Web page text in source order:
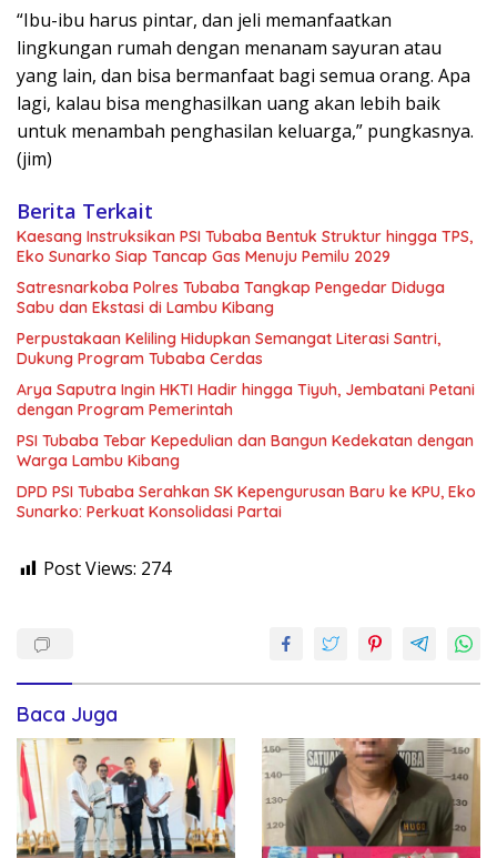
“Ibu-ibu harus pintar, dan jeli memanfaatkan
lingkungan rumah dengan menanam sayuran atau
yang lain, dan bisa bermanfaat bagi semua orang. Apa
lagi, kalau bisa menghasilkan uang akan lebih baik
untuk menambah penghasilan keluarga,” pungkasnya.
(jim)
Berita Terkait
Kaesang Instruksikan PSI Tubaba Bentuk Struktur hingga TPS,
Eko Sunarko Siap Tancap Gas Menuju Pemilu 2029
Satresnarkoba Polres Tubaba Tangkap Pengedar Diduga
Sabu dan Ekstasi di Lambu Kibang
Perpustakaan Keliling Hidupkan Semangat Literasi Santri,
Dukung Program Tubaba Cerdas
Arya Saputra Ingin HKTI Hadir hingga Tiyuh, Jembatani Petani
dengan Program Pemerintah
PSI Tubaba Tebar Kepedulian dan Bangun Kedekatan dengan
Warga Lambu Kibang
DPD PSI Tubaba Serahkan SK Kepengurusan Baru ke KPU, Eko
Sunarko: Perkuat Konsolidasi Partai
Post Views: 274
Baca Juga